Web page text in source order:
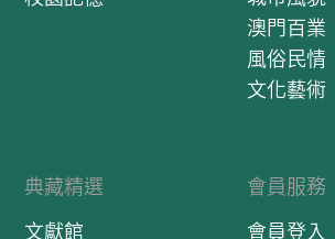
澳門百業
風俗民情
文化藝術
典藏精選
文獻館
會員服務
會員登入